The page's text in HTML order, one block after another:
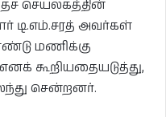
செயலகத்தின்
அவர்கள்
மணிக்கு
கூறியதையடுத்து,
சென்றனர்.